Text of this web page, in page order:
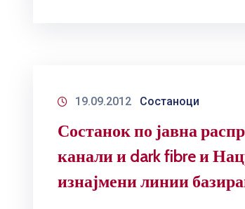
19.09.2012 Состаноци
Состанок по јавна
канали и dark fibre и
изнајмени линии